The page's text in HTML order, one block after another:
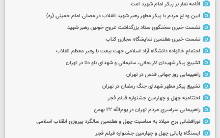
اقامه نماز بر پیکر امام شهید امت
آیین وداع مردم با پیکر مطهر رهبر شهید انقلاب در مصلی امام خمینی (ره)
نشست خبری سخنگوی ستاد بزرگداشت عروج خونین رهبر شهید
نشست خبری هفتمین نمایشگاه مجازی کتاب
اجتماع خانواده دانشگاه آزاد اسلامی جهت بیعت با رهبر معظم انقلاب
تشییع پیکر شهیدان لاریجانی، سلیمانی و شهدای ناو دنا در تهران
راهپیمایی روز جهانی قدس در تهران
تشییع پیکر مطهر شهدای جنگ رمضان در تهران
اختتامیه چهل و چهارمین جشنواره فیلم فجر
راهپیمایی سراسری مردم تهران در یوم‌الله ۲۲ بهمن
نورافشانی برج میلاد به مناسبت چهل‌ و هفتمین سالگرد پیروزی انقلاب اسلامی
ایستگاه پایانی چهل و چهارمین جشنواره فیلم فجر